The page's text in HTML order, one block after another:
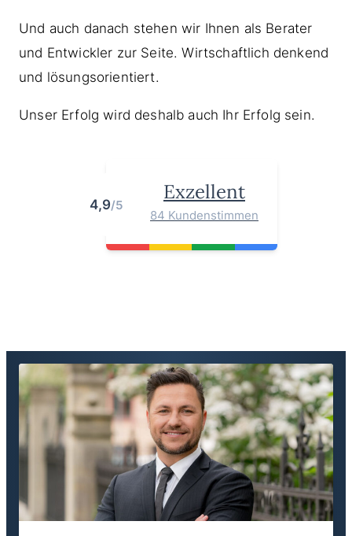
Und auch danach stehen wir Ihnen als Berater
und Entwickler zur Seite. Wirtschaftlich denkend
und lösungsorientiert.
Unser Erfolg wird deshalb auch Ihr Erfolg sein.
4,9/5
Exzellent
84 Kundenstimmen